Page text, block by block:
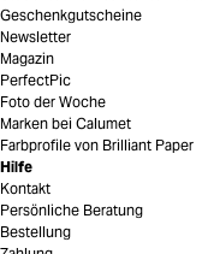
Geschenkgutscheine
Newsletter
Magazin
PerfectPic
Foto der Woche
Marken bei Calumet
Farbprofile von Brilliant Paper
Hilfe
Kontakt
Persönliche Beratung
Bestellung